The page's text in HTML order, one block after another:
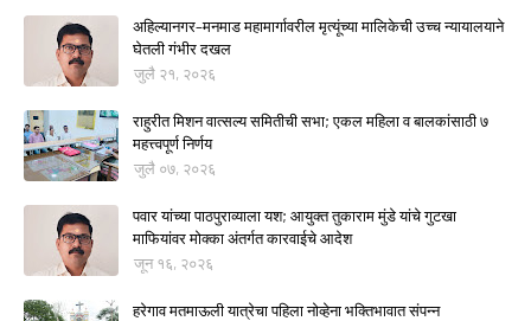
अहिल्यानगर–मनमाड महामार्गावरील मृत्यूंच्या मालिकेची उच्च न्यायालयाने
घेतली गंभीर दखल
जुलै २१, २०२६
राहुरीत मिशन वात्सल्य समितीची सभा; एकल महिला व बालकांसाठी ७
महत्त्वपूर्ण निर्णय
जुलै ०७, २०२६
पवार यांच्या पाठपुराव्याला यश; आयुक्त तुकाराम मुंडे यांचे गुटखा
माफियांवर मोक्का अंतर्गत कारवाईचे आदेश
जून १६, २०२६
हरेगाव मतमाऊली यात्रेचा पहिला नोव्हेना भक्तिभावात संपन्न